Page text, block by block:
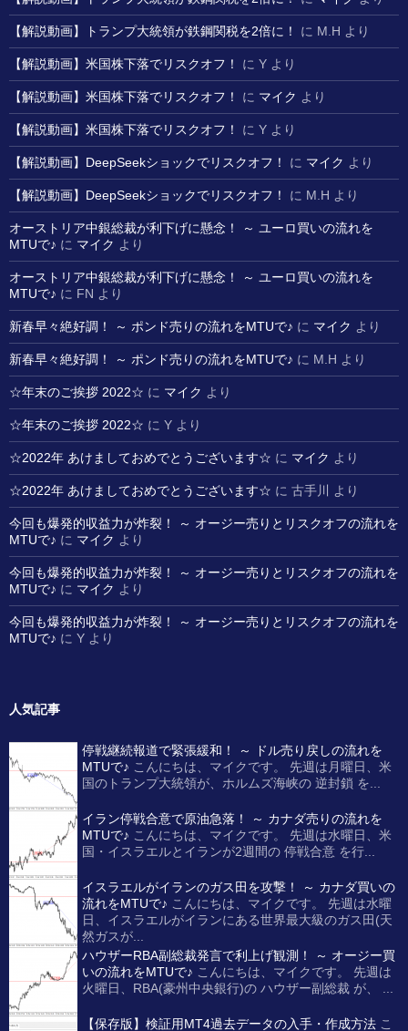
【解説動画】トランプ大統領が鉄鋼関税を2倍に！ に M.H より
【解説動画】米国株下落でリスクオフ！ に Y より
【解説動画】米国株下落でリスクオフ！ に マイク より
【解説動画】米国株下落でリスクオフ！ に Y より
【解説動画】DeepSeekショックでリスクオフ！ に マイク より
【解説動画】DeepSeekショックでリスクオフ！ に M.H より
オーストリア中銀総裁が利下げに懸念！ ～ ユーロ買いの流れを
MTUで♪ に マイク より
オーストリア中銀総裁が利下げに懸念！ ～ ユーロ買いの流れを
MTUで♪ に FN より
新春早々絶好調！ ～ ポンド売りの流れをMTUで♪ に マイク より
新春早々絶好調！ ～ ポンド売りの流れをMTUで♪ に M.H より
☆年末のご挨拶 2022☆ に マイク より
☆年末のご挨拶 2022☆ に Y より
☆2022年 あけましておめでとうございます☆ に マイク より
☆2022年 あけましておめでとうございます☆ に 古手川 より
今回も爆発的収益力が炸裂！ ～ オージー売りとリスクオフの流れを
MTUで♪ に マイク より
今回も爆発的収益力が炸裂！ ～ オージー売りとリスクオフの流れを
MTUで♪ に マイク より
今回も爆発的収益力が炸裂！ ～ オージー売りとリスクオフの流れを
MTUで♪ に Y より
人気記事
停戦継続報道で緊張緩和！ ～ ドル売り戻しの流れを
MTUで♪ こんにちは、マイクです。 先週は月曜日、米
国のトランプ大統領が、ホルムズ海峡の 逆封鎖 を...
イラン停戦合意で原油急落！ ～ カナダ売りの流れを
MTUで♪ こんにちは、マイクです。 先週は水曜日、米
国・イスラエルとイランが2週間の 停戦合意 を行...
イスラエルがイランのガス田を攻撃！ ～ カナダ買いの
流れをMTUで♪ こんにちは、マイクです。 先週は水曜
日、イスラエルがイランにある世界最大級のガス田(天
然ガスが...
ハウザーRBA副総裁発言で利上げ観測！ ～ オージー買
いの流れをMTUで♪ こんにちは、マイクです。 先週は
火曜日、RBA(豪州中央銀行)の ハウザー副総裁 が、 ...
【保存版】検証用MT4過去データの入手・作成方法 こ